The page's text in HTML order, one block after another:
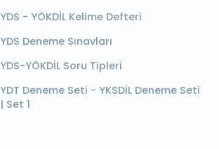
YDS - YÖKDİL Kelime Defteri
YDS Deneme Sınavları
YDS-YÖKDİL Soru Tipleri
YDT Deneme Seti - YKSDİL Deneme Seti
| Set 1